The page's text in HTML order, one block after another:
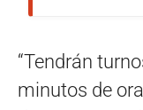
“Tendrán
minutos de